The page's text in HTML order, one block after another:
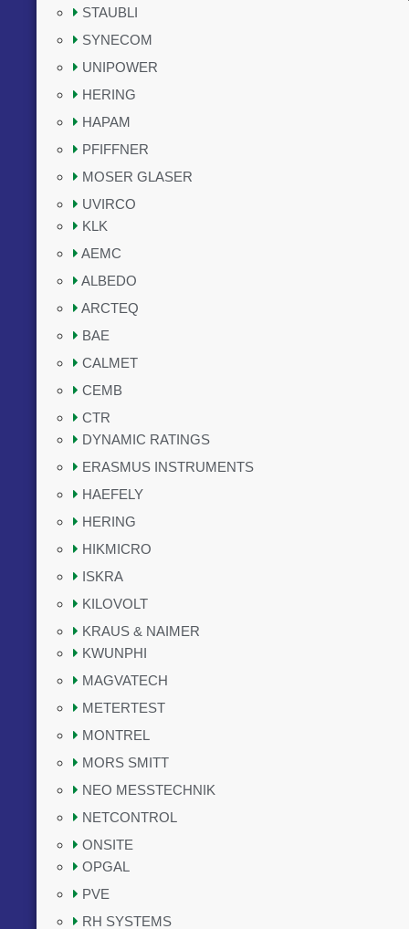
STAUBLI
SYNECOM
UNIPOWER
HERING
HAPAM
PFIFFNER
MOSER GLASER
UVIRCO
KLK
AEMC
ALBEDO
ARCTEQ
BAE
CALMET
CEMB
CTR
DYNAMIC RATINGS
ERASMUS INSTRUMENTS
HAEFELY
HERING
HIKMICRO
ISKRA
KILOVOLT
KRAUS & NAIMER
KWUNPHI
MAGVATECH
METERTEST
MONTREL
MORS SMITT
NEO MESSTECHNIK
NETCONTROL
ONSITE
OPGAL
PVE
RH SYSTEMS